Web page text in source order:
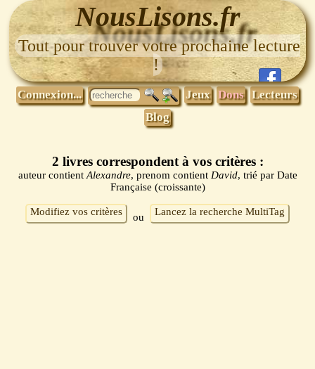
NousLisons.fr
Tout pour trouver votre prochaine lecture
!
Connexion... Jeux Dons Lecteurs
Blog
2 livres correspondent à vos critères :
auteur contientAlexandre, prenom contient David, trié par Date
Française (croissante)
Modifiez vos critères ou Lancez la recherche MultiTag